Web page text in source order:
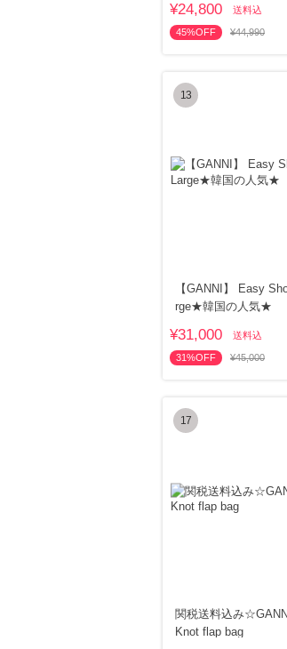
¥24,800 送料込
45%OFF ¥44,990
13
【GANNI】 Easy
rge★韓国の人気★
¥31,000 送料込
31%OFF ¥45,000
17
関税送料込み
Knot flap bag